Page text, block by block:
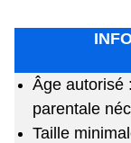
Âge autorisé
parentale
Taille